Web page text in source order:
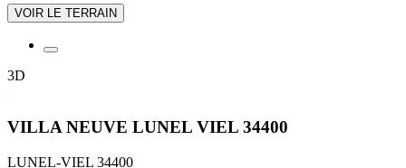
VOIR LE TERRAIN
3D
VILLA NEUVE LUNEL VIEL 34400
LUNEL-VIEL 34400